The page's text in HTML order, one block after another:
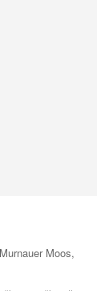
Moos,